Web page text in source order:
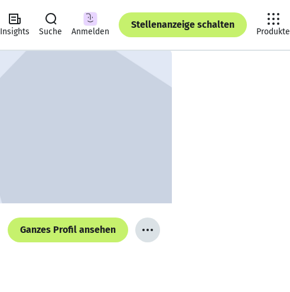
Insights Suche Anmelden
Stellenanzeige schalten
Produkte
Ganzes Profil ansehen